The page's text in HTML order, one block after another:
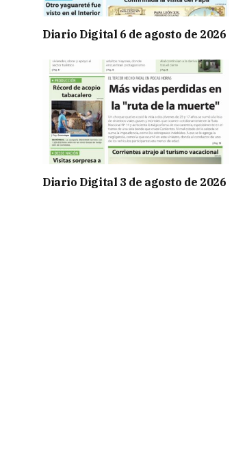
Diario Digital 6 de agosto de 2026
Diario Digital 3 de agosto de 2026